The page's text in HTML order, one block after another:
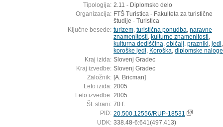
Tipologija: 2.11 - Diplomsko delo
Organizacija: FTŠ Turistica - Fakulteta za turistične
študije - Turistica
Ključne besede: turizem turistična ponudba naravne
znamenitosti kulturne znamenitosti
kulturna dediščina običaji prazniki jedi
koroške jedi Koroška diplomske naloge
Kraj izida: Slovenj Gradec
Kraj izvedbe: Slovenj Gradec
Založnik: [A. Bricman]
Leto izida: 2005
Leto izvedbe: 2005
Št. strani: 70 f.
PID: 20.500.12556/RUP-18531
UDK: 338.48-6:641(497.413)